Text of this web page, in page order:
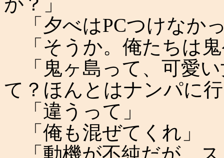
「夕べはPCつけなか
「そうか。俺たちは
「鬼ヶ島って、可愛
て？ほんとはナンパに
「違うって」
「俺も混ぜてくれ」